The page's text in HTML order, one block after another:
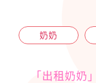
奶奶
「出租奶奶